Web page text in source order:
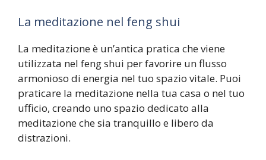
La meditazione nel feng shui
La meditazione è un’antica pratica che viene
utilizzata nel feng shui per favorire un flusso
armonioso di energia nel tuo spazio vitale. Puoi
praticare la meditazione nella tua casa o nel tuo
ufficio, creando uno spazio dedicato alla
meditazione che sia tranquillo e libero da
distrazioni.